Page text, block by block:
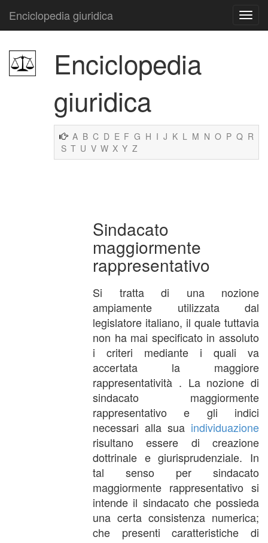
Enciclopedia giuridica
Enciclopedia
giuridica
A B C D E F G H I J K L M N O P Q R
S T U V W X Y Z
Sindacato
maggiormente
rappresentativo
Si tratta di una nozione
ampiamente utilizzata dal
legislatore italiano, il quale tuttavia
non ha mai specificato in assoluto
i criteri mediante i quali va
accertata la maggiore
rappresentatività . La nozione di
sindacato maggiormente
rappresentativo e gli indici
necessari alla sua individuazione
risultano essere di creazione
dottrinale e giurisprudenziale. In
tal senso per sindacato
maggiormente rappresentativo si
intende il sindacato che possieda
una certa consistenza numerica;
che presenti caratteristiche di